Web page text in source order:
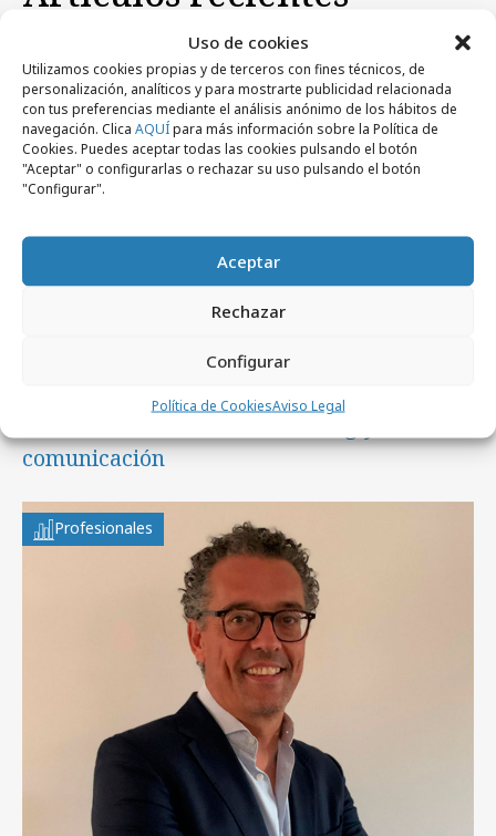
Uso de cookies
Utilizamos cookies propias y de terceros con fines técnicos, de
personalización, analíticos y para mostrarte publicidad relacionada
con tus preferencias mediante el análisis anónimo de los hábitos de
navegación. Clica AQUÍpara más información sobre la Política de
Cookies. Puedes aceptar todas las cookies pulsando el botón
"Aceptar" o configurarlas o rechazar su uso pulsando el botón
"Configurar".
Aceptar
Rechazar
Configurar
Política de CookiesAviso Legal
Empresas y Negocios
Del algoritmo al criterio: Territorios que ya
comunicación
Profesionales